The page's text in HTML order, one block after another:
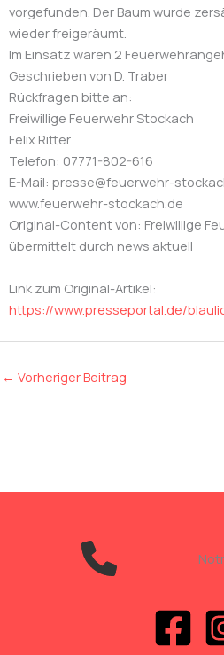
vorgefunden. Der Baum wurde
wieder freigeräumt.
Im Einsatz waren 2
Geschrieben von D. Traber
Rückfragen bitte an:
Freiwillige Feuerwehr Stockach
Felix Ritter
Telefon: 07771-802-616
E-Mail: presse@feuerwehr-
www.feuerwehr-stockach.de
Original-Content von: Freiwillige
übermittelt durch news aktuell
Link zum Original-Artikel:
https://www.presseportal.de/
← Vorheriger Beitrag